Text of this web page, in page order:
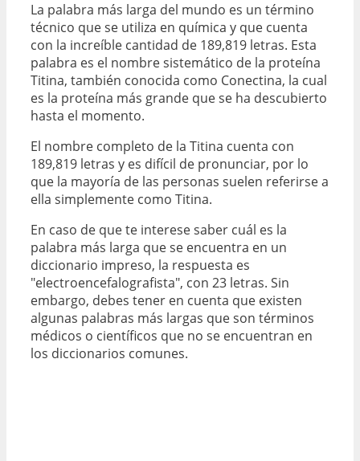
La palabra más larga del mundo es un término
técnico que se utiliza en química y que cuenta
con la increíble cantidad de 189,819 letras. Esta
palabra es el nombre sistemático de la proteína
Titina, también conocida como Conectina, la cual
es la proteína más grande que se ha descubierto
hasta el momento.
El nombre completo de la Titina cuenta con
189,819 letras y es difícil de pronunciar, por lo
que la mayoría de las personas suelen referirse a
ella simplemente como Titina.
En caso de que te interese saber cuál es la
palabra más larga que se encuentra en un
diccionario impreso, la respuesta es
"electroencefalografista", con 23 letras. Sin
embargo, debes tener en cuenta que existen
algunas palabras más largas que son términos
médicos o científicos que no se encuentran en
los diccionarios comunes.